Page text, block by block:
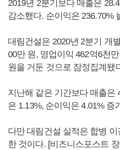
2019년 2분기보다 매출은
감소했다. 순이익은 236.70%
대림건설은 2020년 2분기 개
00만 원, 영업이익 462억6천
원을 거둔 것으로 잠정집계됐
지난해 같은 기간보다 매출은
은 1.13%, 순이익은 4.01% 증
다만 대림건설 실적은 합병
한 것이다. [비즈니스포스트